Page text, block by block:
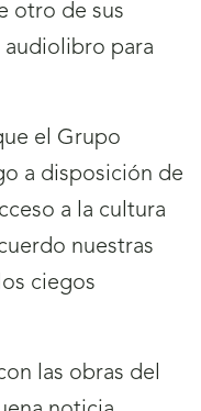
otro de sus
para
el Grupo
a disposición de
a la cultura
nuestras
ciegos
las obras del